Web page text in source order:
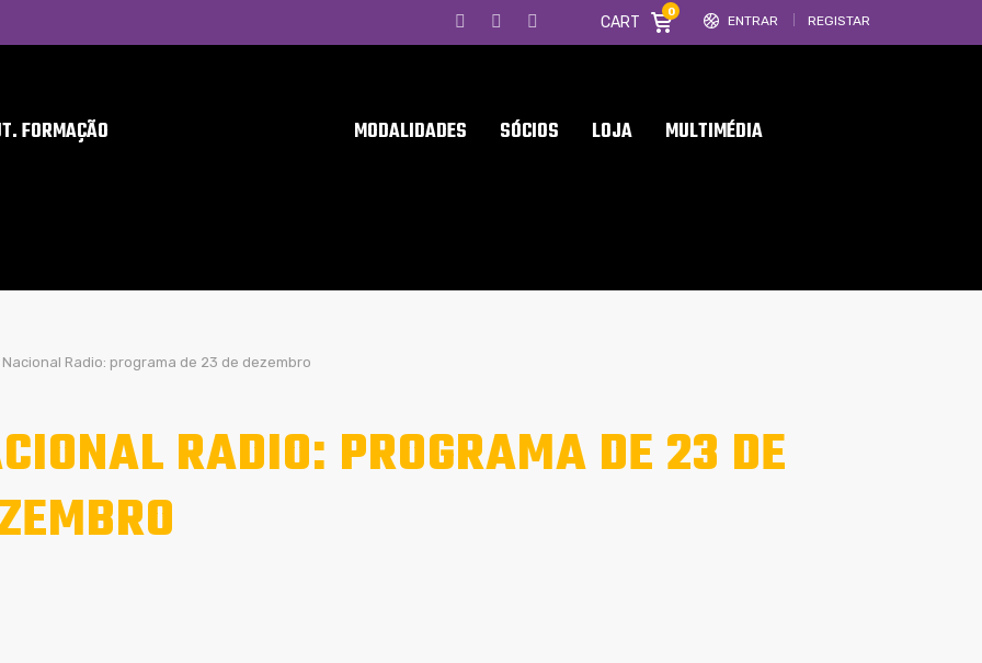
ENTRAR REGISTAR
CART
0
FORMAÇÃO MODALIDADES SÓCIOS LOJA MULTIMÉDIA
Nacional Radio: programa de 23 de dezembro
RADIO: PROGRAMA DE 23 DE